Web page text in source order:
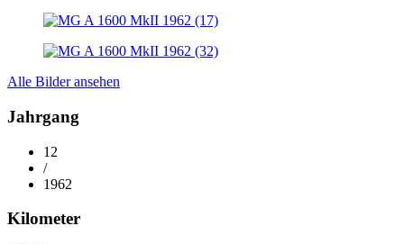
Alle Bilder ansehen
Jahrgang
12
/
1962
Kilometer